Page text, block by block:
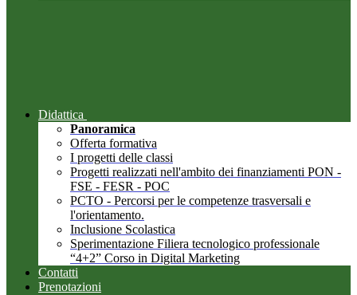
Didattica
Panoramica
Offerta formativa
I progetti delle classi
Progetti realizzati nell'ambito dei finanziamenti PON -
FSE - FESR - POC
PCTO - Percorsi per le competenze trasversali e
l'orientamento.
Inclusione Scolastica
Sperimentazione Filiera tecnologico professionale
“4+2” Corso in Digital Marketing
Contatti
Prenotazioni